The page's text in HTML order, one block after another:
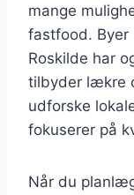
mange
fastfood. Byer
Roskilde har
tilbyder lækre
udforske
fokuserer på
Når du